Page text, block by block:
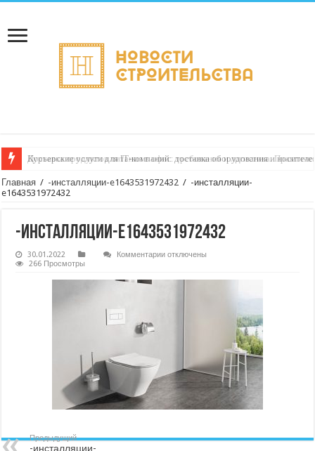
Курьерские услуги для IT‑компаний: доставка оборудования и
Главная / -инсталляции-e1643531972432 / -инсталляции-
e1643531972432
-инсталляции-e1643531972432
30.01.2022 Комментариик
e1643531972432
отключены
266 Просмотры
Предыдущий
-инсталляции-